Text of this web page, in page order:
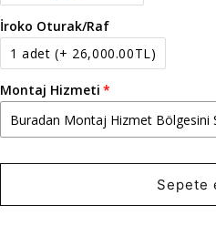
İroko Oturak/Raf
1 adet (+ 26,000.00TL)
Montaj Hizmeti
Sepete